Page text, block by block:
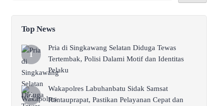
Top News
Pria di Singkawang Selatan Diduga Tewas
Tertembak, Polisi Dalami Motif dan Identitas
Pelaku
Wakapolres Labuhanbatu Sidak Samsat
Rantauprapat, Pastikan Pelayanan Cepat dan